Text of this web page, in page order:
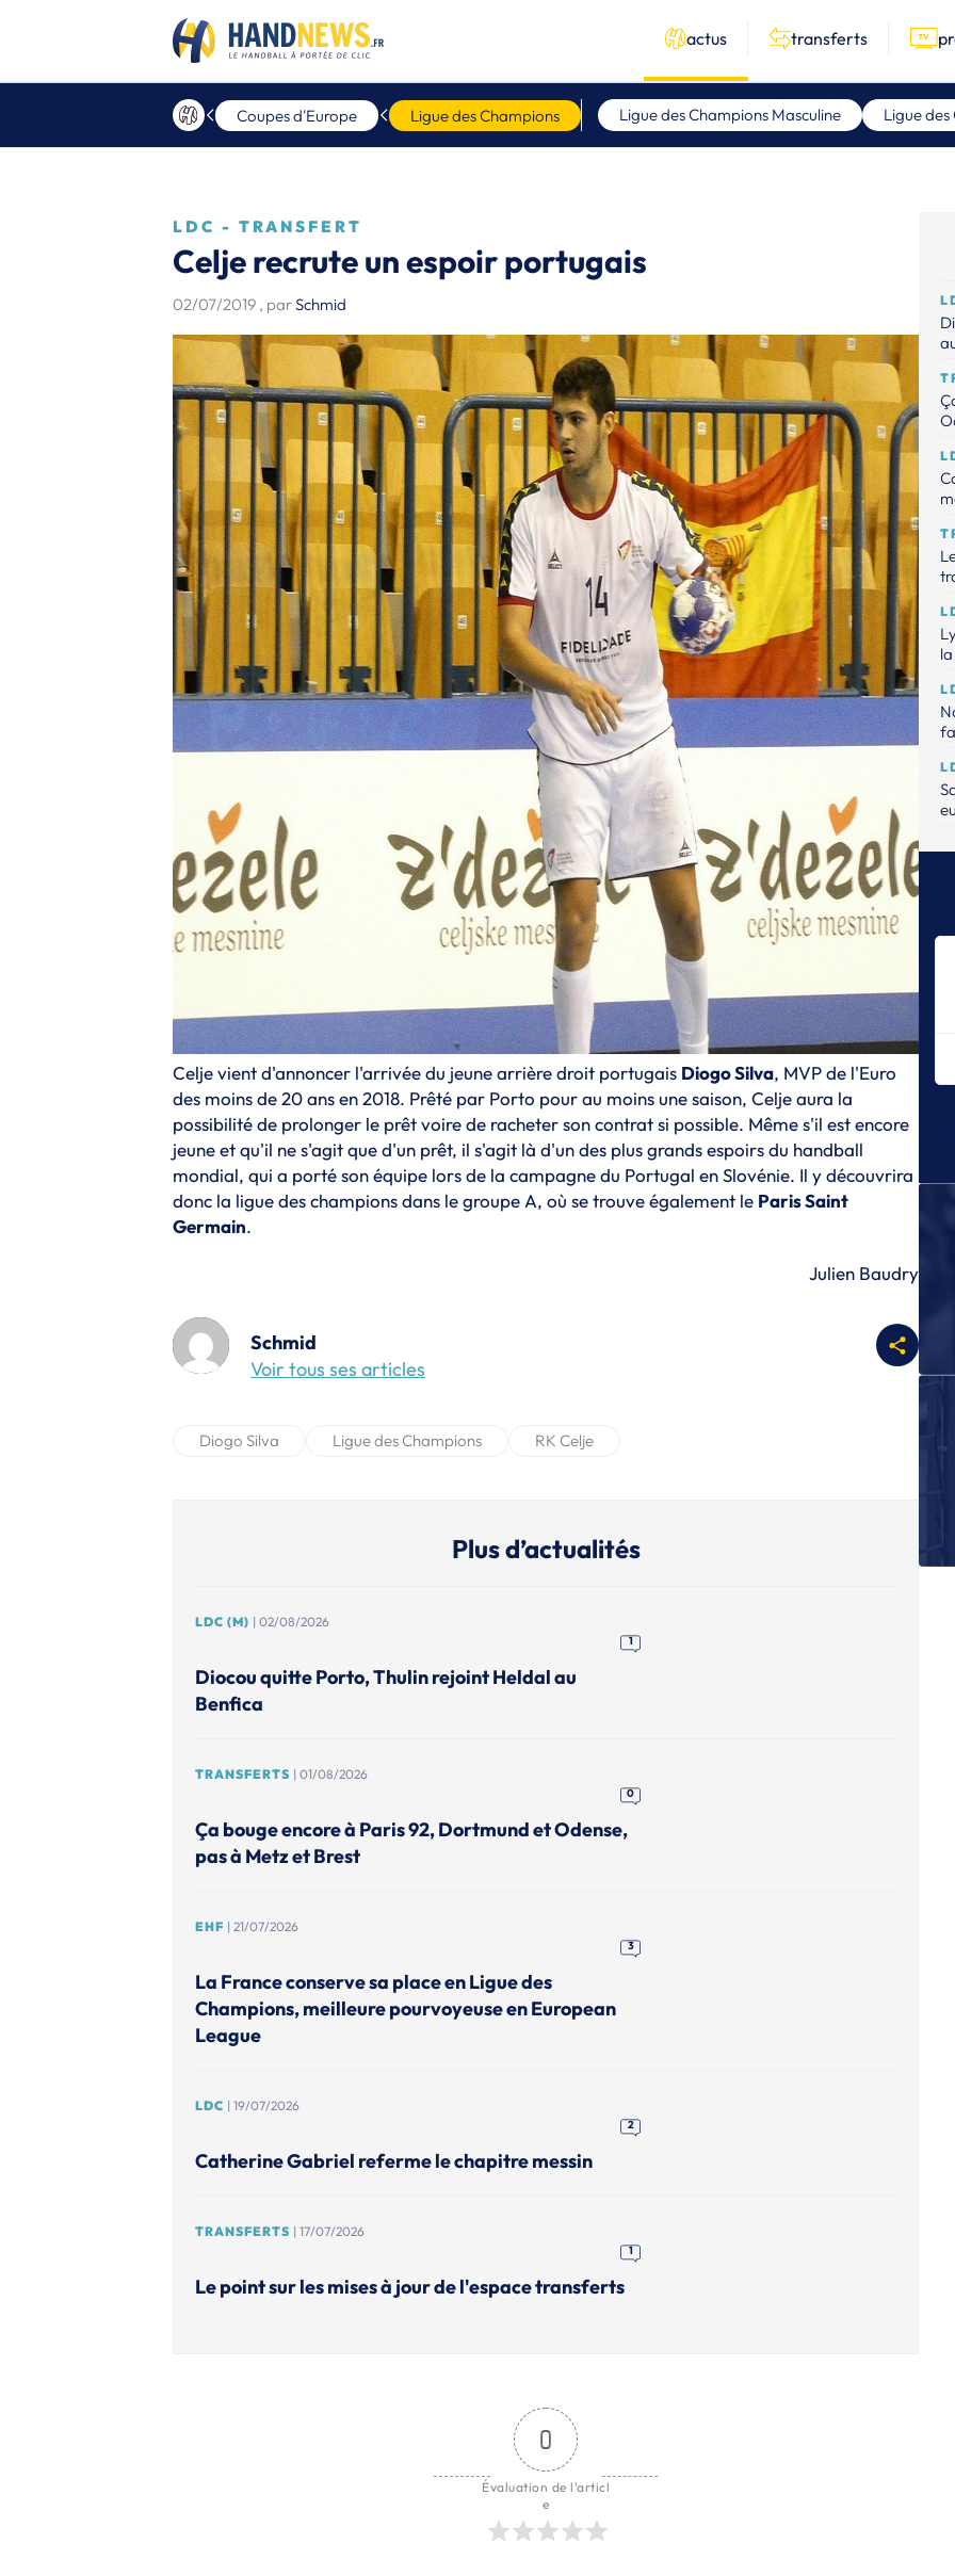
actus transferts
Coupes d'Europe Ligue des Champions Ligue des Champions Masculine Ligue
LDC - TRANSFERT
Celje recrute un espoir portugais
02/07/2019 , parSchmid
Celje vient d'annoncer l'arrivée du jeune arrière droit portugais Diogo Silva, MVP de l'Euro
des moins de 20 ans en 2018. Prêté par Porto pour au moins une saison, Celje aura la
possibilité de prolonger le prêt voire de racheter son contrat si possible. Même s'il est encore
jeune et qu'il ne s'agit que d'un prêt, il s'agit là d'un des plus grands espoirs du handball
mondial, qui a porté son équipe lors de la campagne du Portugal en Slovénie. Il y découvrira
donc la ligue des champions dans le groupe A, où se trouve également le Paris Saint
Germain.
Julien Baudry
Schmid
Voir tous ses articles
Diogo Silva Ligue des Champions RK Celje
Plus d’actualités
LDC (M) | 02/08/2026
1
Diocou quitte Porto, Thulin rejoint Heldal au
Benfica
TRANSFERTS | 01/08/2026
0
Ça bouge encore à Paris 92, Dortmund et Odense,
pas à Metz et Brest
EHF | 21/07/2026
3
La France conserve sa place en Ligue des
Champions, meilleure pourvoyeuse en European
League
LDC | 19/07/2026
2
Catherine Gabriel referme le chapitre messin
TRANSFERTS | 17/07/2026
1
Le point sur les mises à jour de l'espace transferts
0
Évaluation de l'articl
e